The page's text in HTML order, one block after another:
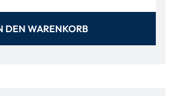
DEN WARENKORB